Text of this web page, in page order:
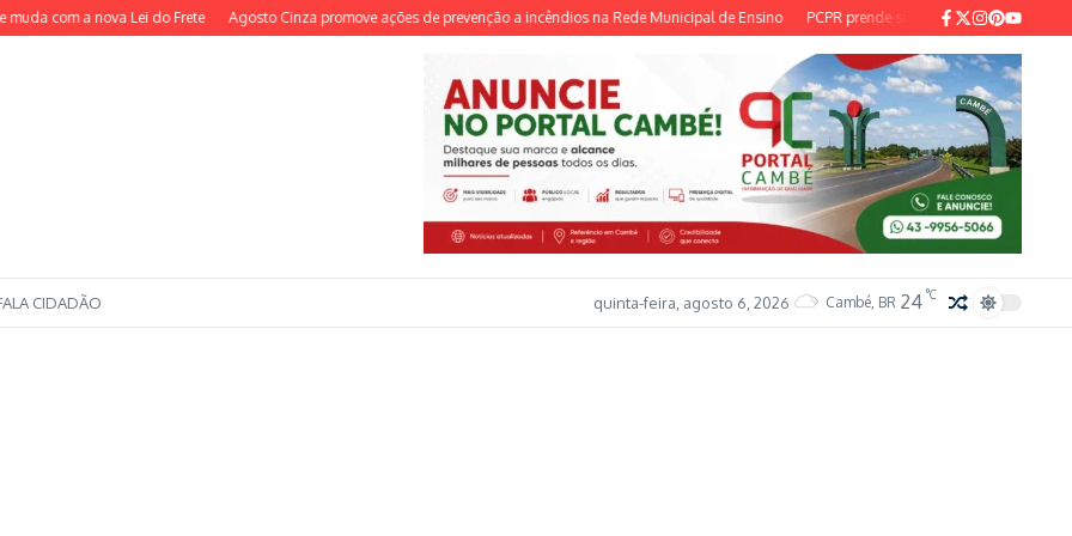
a nova Lei do Frete Agosto Cinza promove ações de prevenção a incêndios na Rede Municipal de Ensino PCPR prende suspeitos com cocaína em Cambé
CIDADÃO quinta-feira, agosto 6, 2026 Cambé, BR 24 °C